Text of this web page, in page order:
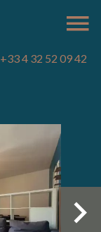
+33 4 32 52 09 42